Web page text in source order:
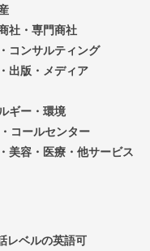
社・専門商社
コンサルティング
出版・メディア
ギー・環境
コールセンター
美容・医療・他サービス
レベルの英語可